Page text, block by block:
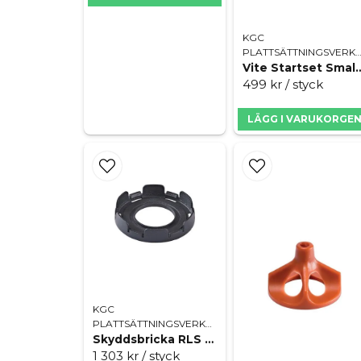
KGC
PLATTSÄTTNINGSVERKTYG
Vite
499 kr / styck
LÄGG I VARUKORGEN
KGC
PLATTSÄTTNINGSVERKTYG
Skyddsbricka RLS Vite 100st
1 303 kr / styck